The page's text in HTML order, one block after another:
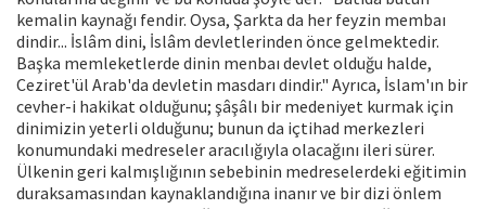
kemalin kaynağı fendir. Oysa, Şarkta da her feyzin membaı
dindir... İslâm dini, İslâm devletlerinden önce gelmektedir.
Başka memleketlerde dinin menbaı devlet olduğu halde,
Ceziret'ül Arab'da devletin masdarı dindir." Ayrıca, İslam'ın bir
cevher-i hakikat olduğunu; şâşâlı bir medeniyet kurmak için
dinimizin yeterli olduğunu; bunun da içtihad merkezleri
konumundaki medreseler aracılığıyla olacağını ileri sürer.
Ülkenin geri kalmışlığının sebebinin medreselerdeki eğitimin
duraksamasından kaynaklandığına inanır ve bir dizi önlem